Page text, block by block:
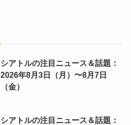
シアトルの注目ニュース＆話題：
2026年8月3日（月）〜8月7日
（金）
シアトルの注目ニュース＆話題：